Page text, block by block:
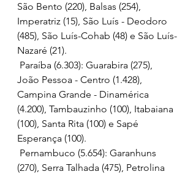
São Bento (220), Balsas (254),
Imperatriz (15), São Luís - Deodoro
(485), São Luís-Cohab (48) e São Luís-
Nazaré (21).
João Pessoa - Centro (1.428),
Campina Grande - Dinamérica
(4.200), Tambauzinho (100), Itabaiana
(100), Santa Rita (100) e Sapé
Esperança (100).
(270), Serra Talhada (475), Petrolina